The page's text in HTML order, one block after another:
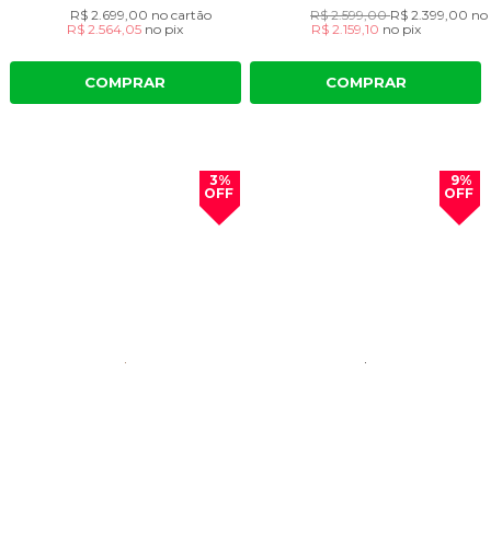
R$ 2.699,00 no cartão
R$ 2.564,05 no pix
COMPRAR
R$ 2.599,00R$ 2.399,00 no
R$ 2.159,10 no pix
COMPRAR
3%
OFF
9%
OFF